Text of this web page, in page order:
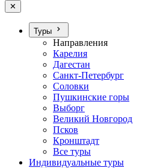
✕
Туры
Направления
Карелия
Дагестан
Санкт-Петербург
Соловки
Пушкинские горы
Выборг
Великий Новгород
Псков
Кронштадт
Все туры
Индивидуальные туры